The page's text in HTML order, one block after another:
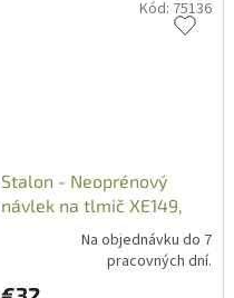
Stalon - Neoprénový
návlek na tlmič XE149,
Black, Art.: 0136Na objednávku do 7
pracovných dní.
Kód: 75136